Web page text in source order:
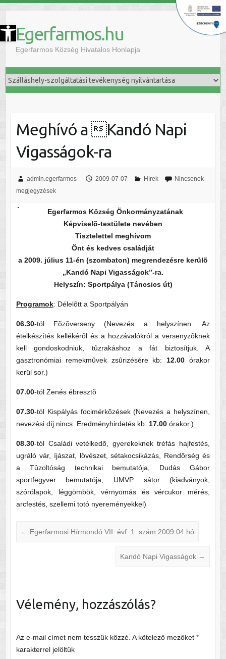
Eszköztár megnyitása Egerfarmos.hu
Egerfarmos Község Hivatalos Honlapja
Meghívó a Kandó Napi
Vigasságok-ra
admin.egerfarmos 2009-07-07 Hírek
Nincsenek
megjegyzések
Egerfarmos Község Önkormányzatának
Képviselõ-testülete nevében
Tisztelettel meghívom
Önt és kedves családját
a 2009. július 11-én (szombaton) megrendezésre kerülõ
„Kandó Napi Vigasságok”-ra.
Helyszín: Sportpálya (Táncsics út)
Programok: Délelõtt a Sportpályán
06.30-tól Fõzõverseny (Nevezés a helyszínen. Az
ételkészítés kellékérõl és a hozzávalókról a versenyzõknek
kell gondoskodniuk, tûzrakáshoz a fát biztosítjuk. A
gasztronómiai remekmûvek zsûrizésére kb: 12.00 órakor
kerül sor.)
07.00-tól Zenés ébresztõ
07.30-tól Kispályás focimérkõzések (Nevezés a helyszínen,
nevezési díj nincs. Eredményhirdetés kb: 17.00órakor.)
08.30-tól Családi vetélkedõ, gyerekeknek tréfás hajfestés,
ugráló vár, íjászat, lövészet, sétakocsikázás, Rendõrség és
a Tûzoltóság technikai bemutatója, Dudás Gábor
sportfegyver bemutatója, UMVP sátor (kiadványok,
szórólapok, léggömbök, vérnyomás és vércukor mérés,
arcfestés, szellemi totó nyereményekkel)
← Egerfarmosi Hírmondó VII. évf. 1. szám 2009.04.hó
Kandó Napi Vigasságok →
Vélemény, hozzászólás?
Az e-mail címet nem tesszük közzé. A kötelező mezőket *
karakterrel jelöltük